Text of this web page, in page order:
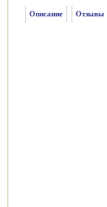
Описание Отзывы